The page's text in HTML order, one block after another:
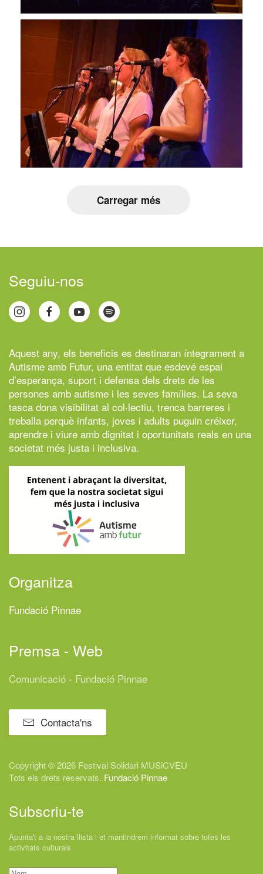
Carregar més
Seguiu-nos
Aquest any, els beneficis es destinaran íntegrament a
Autisme amb Futur, una entitat que esdevé espai
d’esperança, suport i defensa dels drets de les
persones amb autisme i les seves famílies. La seva
tasca dona visibilitat al col·lectiu, trenca barreres i
treballa perquè infants, joves i adults puguin créixer,
aprendre i viure amb dignitat i oportunitats reals en una
societat més justa i inclusiva.
Organitza
Fundació Pinnae
Premsa - Web
Comunicació - Fundació Pinnae
Contacta'ns
Copyright © 2026 Festival Solidari MUSiCVEU
Tots els drets reservats. Fundació Pinnae
Subscriu-te
Apunta't a la nostra llista i et mantindrem informat sobre totes les
activitats culturals